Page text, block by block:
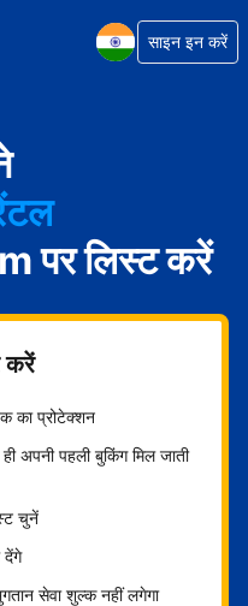
साइन इन करें
पर लिस्ट करें
करें
का प्रोटेक्शन
अपनी पहली बुकिंग मिल जाती
चुनें
देंगे
सेवा शुल्क नहीं लगेगा